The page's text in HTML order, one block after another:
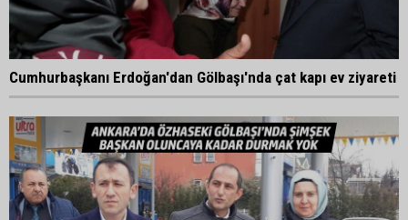
Cumhurbaşkanı Erdoğan'dan Gölbaşı'nda çat kapı ev ziyareti